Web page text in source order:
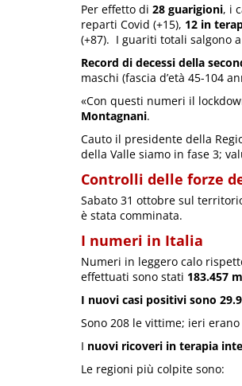
Per effetto di 28 guarigioni, i
reparti Covid (+15), 12 in
(+87). I guariti totali salgono a
Record di decessi della
maschi (fascia d’età 45-104
«Con questi numeri il
Montagnani.
Cauto il presidente della
della Valle siamo in fase 3;
Controlli delle forze
Sabato 31 ottobre sul
è stata comminata.
I numeri in Italia
Numeri in leggero calo
effettuati sono stati 183.457
I nuovi casi positivi sono
Sono 208 le vittime; ieri erano
I nuovi ricoveri in terapia
Le regioni più colpite sono: